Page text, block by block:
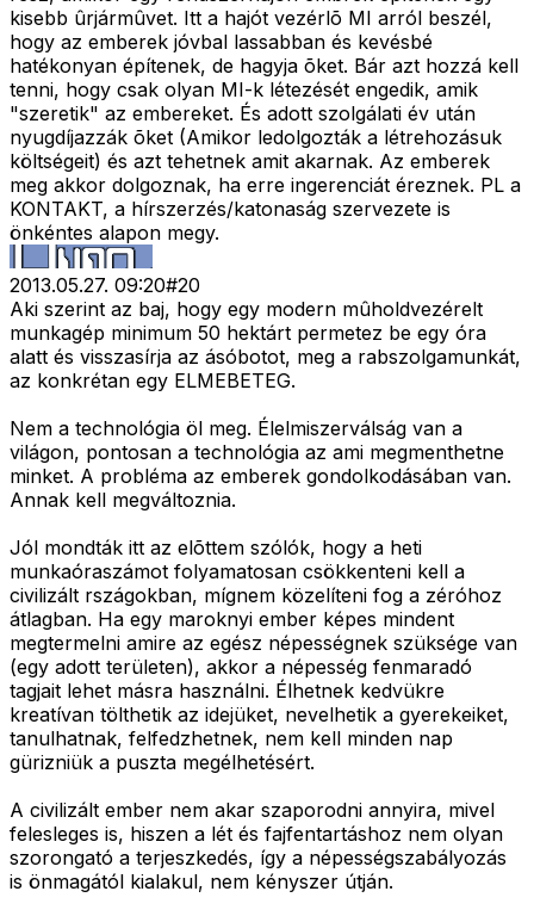
kisebb ûrjármûvet. Itt a hajót vezérlõ MI arról beszél,
hogy az emberek jóvbal lassabban és kevésbé
hatékonyan építenek, de hagyja õket. Bár azt hozzá kell
tenni, hogy csak olyan MI-k létezését engedik, amik
"szeretik" az embereket. És adott szolgálati év után
nyugdíjazzák õket (Amikor ledolgozták a létrehozásuk
költségeit) és azt tehetnek amit akarnak. Az emberek
meg akkor dolgoznak, ha erre ingerenciát éreznek. PL a
KONTAKT, a hírszerzés/katonaság szervezete is
önkéntes alapon megy.
2013.05.27. 09:20#20
Aki szerint az baj, hogy egy modern mûholdvezérelt
munkagép minimum 50 hektárt permetez be egy óra
alatt és visszasírja az ásóbotot, meg a rabszolgamunkát,
az konkrétan egy ELMEBETEG.
Nem a technológia öl meg. Élelmiszerválság van a
világon, pontosan a technológia az ami megmenthetne
minket. A probléma az emberek gondolkodásában van.
Annak kell megváltoznia.
Jól mondták itt az elõttem szólók, hogy a heti
munkaóraszámot folyamatosan csökkenteni kell a
civilizált rszágokban, mígnem közelíteni fog a zéróhoz
átlagban. Ha egy maroknyi ember képes mindent
megtermelni amire az egész népességnek szüksége van
(egy adott területen), akkor a népesség fenmaradó
tagjait lehet másra használni. Élhetnek kedvükre
kreatívan tölthetik az idejüket, nevelhetik a gyerekeiket,
tanulhatnak, felfedzhetnek, nem kell minden nap
gürizniük a puszta megélhetésért.
A civilizált ember nem akar szaporodni annyira, mivel
felesleges is, hiszen a lét és fajfentartáshoz nem olyan
szorongató a terjeszkedés, így a népességszabályozás
is önmagától kialakul, nem kényszer útján.